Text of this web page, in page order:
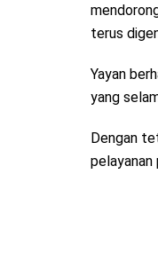
terus
Yayan
yang
Dengan
pelayanan